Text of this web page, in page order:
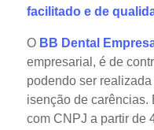
facilitado e de
O BB Dental
empresarial, é de
podendo ser realizada
isenção de carências.
com CNPJ a partir de